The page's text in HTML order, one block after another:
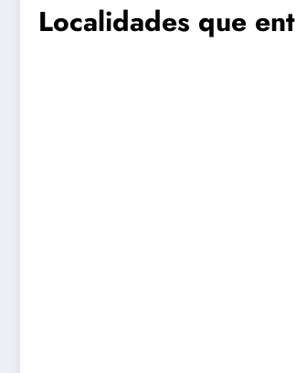
Localidades que